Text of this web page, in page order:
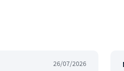
26/07/2026